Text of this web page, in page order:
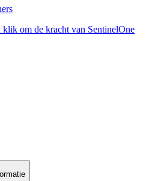
klik om de kracht van SentinelOne